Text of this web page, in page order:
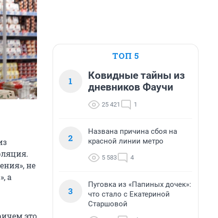
не
а
это
ТОП 5
1
Ковидные тайны из
дневников Фаучи
25 421 1
2
Названа причина сбоя на
красной линии метро
5 583 4
3
Пуговка из «Папиных дочек»:
что стало с Екатериной
Старшовой